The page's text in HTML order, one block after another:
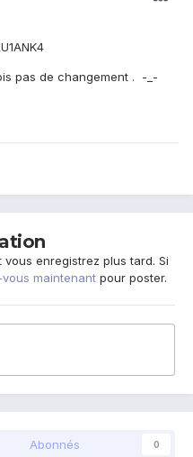
pas de changement . -_-
enregistrez plus tard. Si
maintenant pour poster.
Abonnés 0